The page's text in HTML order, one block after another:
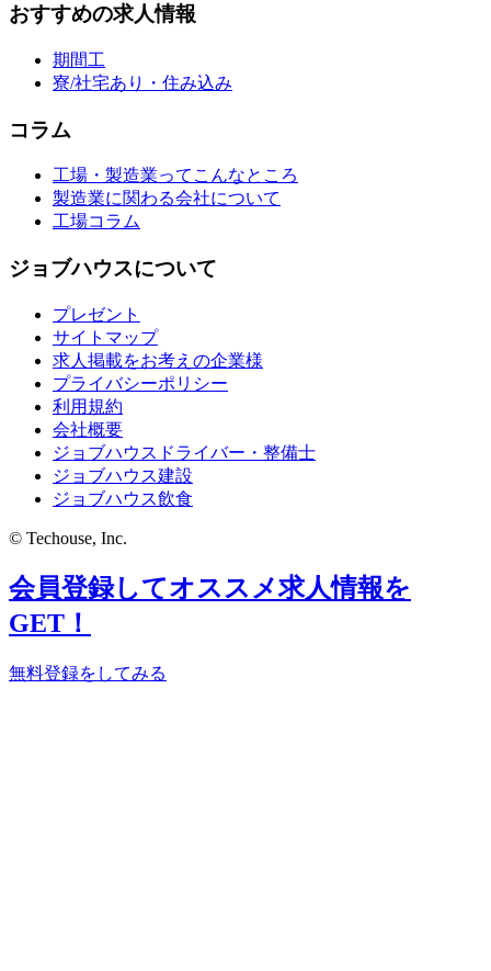
おすすめの求人情報
期間工
寮/社宅あり・住み込み
コラム
工場・製造業ってこんなところ
製造業に関わる会社について
工場コラム
ジョブハウスについて
プレゼント
サイトマップ
求人掲載をお考えの企業様
プライバシーポリシー
利用規約
会社概要
ジョブハウスドライバー・整備士
ジョブハウス建設
ジョブハウス飲食
© Techouse, Inc.
会員登録してオススメ求人情報を
GET！
無料登録をしてみる